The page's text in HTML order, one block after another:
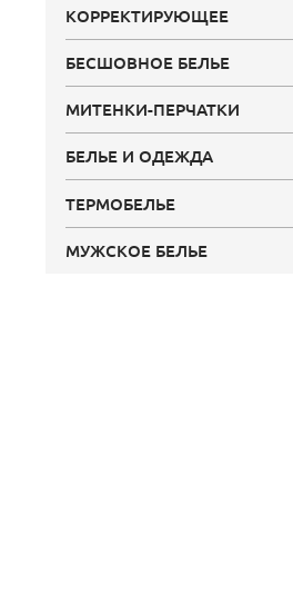
КОРРЕКТИРУЮЩЕЕ
БЕСШОВНОЕ БЕЛЬЕ
МИТЕНКИ-ПЕРЧАТКИ
БЕЛЬЕ И ОДЕЖДА
ТЕРМОБЕЛЬЕ
МУЖСКОЕ БЕЛЬЕ